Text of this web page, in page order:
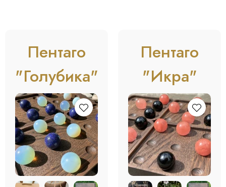
Пентаго
"Голубика"
Пентаго
"Икра"